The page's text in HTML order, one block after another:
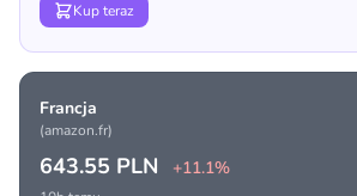
Kup teraz
Francja
(amazon.fr)
643.55 PLN +11.1%